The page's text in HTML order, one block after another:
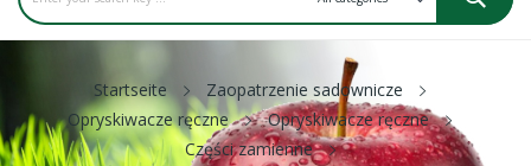
Startseite
Zaopatrzenie sadownicze
Opryskiwacze ręczne
Opryskiwacze ręczne
Części zamienne